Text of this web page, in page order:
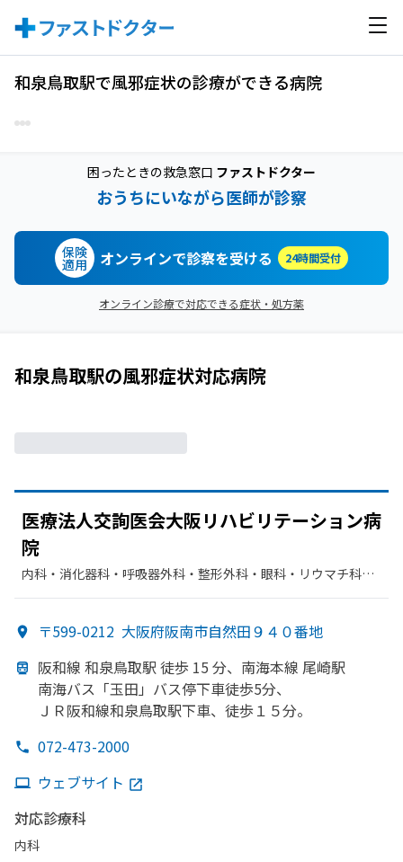
和泉鳥取駅で風邪症状の診療ができる病院
困ったときの救急窓口 ファストドクター
おうちにいながら医師が診察
保険
適用 オンラインで診察を受ける 24時間受付
オンライン診療で対応できる症状・処方薬
和泉鳥取駅の風邪症状対応病院
医療法人交詢医会大阪リハビリテーション病
院
内科・​消化器科・​呼吸器外科・​整形外科・​眼科・​リウマチ科・​
〒599-0212 大阪府阪南市自然田９４０番地
阪和線 和泉鳥取駅 徒歩 15 分、 南海本線 尾崎駅
南海バス「玉田」 バス停下車徒歩5分、
ＪＲ阪和線和泉鳥取駅下車、 徒歩１５分。
072-473-2000
ウェブサイト
対応診療科
内科